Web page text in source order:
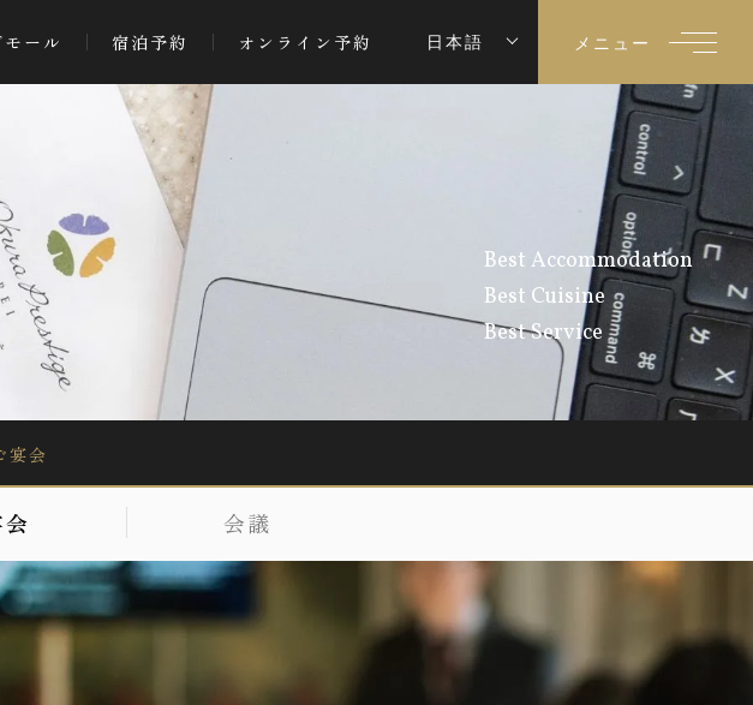
ール 宿泊予約 オンライン予約 日本語 メニュー
Best Accommodation
Best Cuisine
Best Service
宴会
会 会議